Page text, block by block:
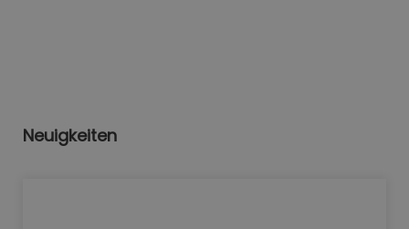
Neuigkeiten